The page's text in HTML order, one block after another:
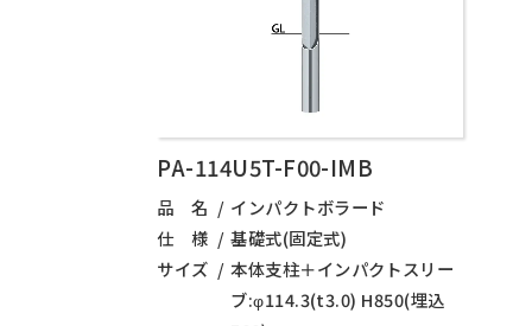
PA-114U5T-F00-IMB
品 名
インパクトボラード
仕 様
基礎式(固定式)
サイズ
本体支柱＋インパクトスリー
ブ:φ114.3(t3.0) H850(埋込